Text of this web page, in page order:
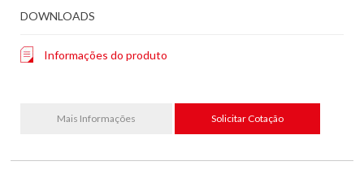
DOWNLOADS
Informações do produto
Mais Informações Solicitar Cotação